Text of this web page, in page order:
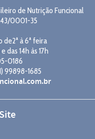
de Nutrição Funcional
0001-35
à 6ª feira
das 14h às 17h
0186
99898-1685